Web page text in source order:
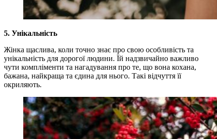
5. Унікальність
Жінка щаслива, коли точно знає про свою особливість та
унікальність для дорогої людини. Їй надзвичайно важливо
чути компліменти та нагадування про те, що вона кохана,
бажана, найкраща та єдина для нього. Такі відчуття її
окриляють.